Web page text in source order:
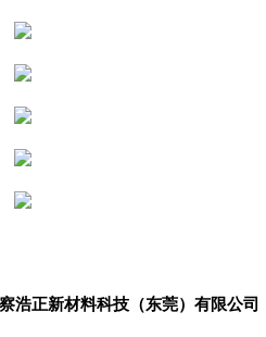
浩正新材料科技（东莞） 有限公司